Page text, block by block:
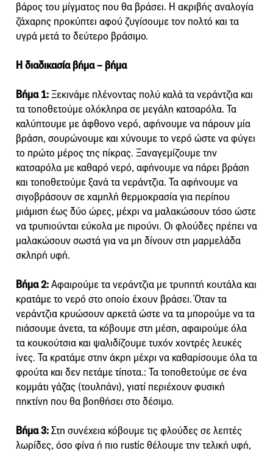
βάρος του μίγματος που θα βράσει. Η ακριβής αναλογία
ζάχαρης προκύπτει αφού ζυγίσουμε τον πολτό και τα
υγρά μετά το δεύτερο βράσιμο.
Η διαδικασία βήμα – βήμα
Βήμα 1:Ξεκινάμε πλένοντας πολύ καλά τα νεράντζια και
τα τοποθετούμε ολόκληρα σε μεγάλη κατσαρόλα. Τα
καλύπτουμε με άφθονο νερό, αφήνουμε να πάρουν μία
βράση, σουρώνουμε και χύνουμε το νερό ώστε να φύγει
το πρώτο μέρος της πίκρας. Ξαναγεμίζουμε την
κατσαρόλα με καθαρό νερό, αφήνουμε να πάρει βράση
και τοποθετούμε ξανά τα νεράντζια. Τα αφήνουμε να
σιγοβράσουν σε χαμηλή θερμοκρασία για περίπου
μιάμιση έως δύο ώρες, μέχρι να μαλακώσουν τόσο ώστε
να τρυπιούνται εύκολα με πιρούνι. Οι φλούδες πρέπει να
μαλακώσουν σωστά για να μη δίνουν στη μαρμελάδα
σκληρή υφή.
Βήμα 2:Αφαιρούμε τα νεράντζια με τρυπητή κουτάλα και
κρατάμε το νερό στο οποίο έχουν βράσει. Όταν τα
νεράντζια κρυώσουν αρκετά ώστε να τα μπορούμε να τα
πιάσουμε άνετα, τα κόβουμε στη μέση, αφαιρούμε όλα
τα κουκούτσια και ψαλιδίζουμε τυχόν χοντρές λευκές
ίνες. Τα κρατάμε στην άκρη μέχρι να καθαρίσουμε όλα τα
φρούτα και δεν πετάμε τίποτα.: Τα τοποθετούμε σε ένα
κομμάτι γάζας (τουλπάνι), γιατί περιέχουν φυσική
πηκτίνη που θα βοηθήσει στο δέσιμο.
Βήμα 3:Στη συνέχεια κόβουμε τις φλούδες σε λεπτές
λωρίδες, όσο φίνα ή πιο rustic θέλουμε την τελική υφή,